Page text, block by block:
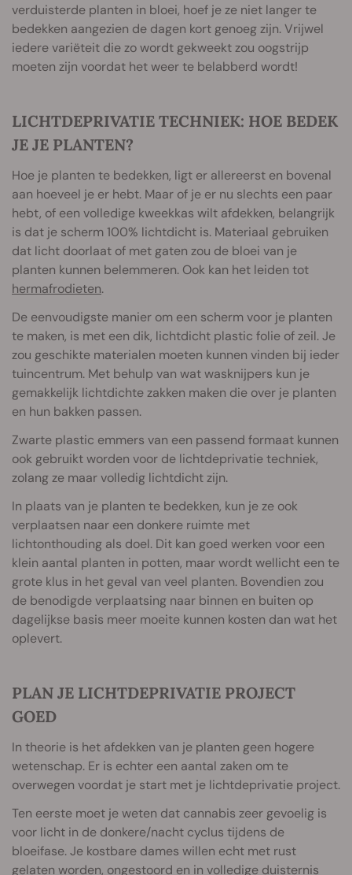
verduisterde planten in bloei, hoef je ze niet langer te
bedekken aangezien de dagen kort genoeg zijn. Vrijwel
iedere variëteit die zo wordt gekweekt zou oogstrijp
moeten zijn voordat het weer te belabberd wordt!
LICHTDEPRIVATIE TECHNIEK: HOE BEDEK
JE JE PLANTEN?
Hoe je planten te bedekken, ligt er allereerst en bovenal
aan hoeveel je er hebt. Maar of je er nu slechts een paar
hebt, of een volledige kweekkas wilt afdekken, belangrijk
is dat je scherm 100% lichtdicht is. Materiaal gebruiken
dat licht doorlaat of met gaten zou de bloei van je
planten kunnen belemmeren. Ook kan het leiden tot
hermafrodieten.
De eenvoudigste manier om een scherm voor je planten
te maken, is met een dik, lichtdicht plastic folie of zeil. Je
zou geschikte materialen moeten kunnen vinden bij ieder
tuincentrum. Met behulp van wat wasknijpers kun je
gemakkelijk lichtdichte zakken maken die over je planten
en hun bakken passen.
Zwarte plastic emmers van een passend formaat kunnen
ook gebruikt worden voor de lichtdeprivatie techniek,
zolang ze maar volledig lichtdicht zijn.
In plaats van je planten te bedekken, kun je ze ook
verplaatsen naar een donkere ruimte met
lichtonthouding als doel. Dit kan goed werken voor een
klein aantal planten in potten, maar wordt wellicht een te
grote klus in het geval van veel planten. Bovendien zou
de benodigde verplaatsing naar binnen en buiten op
dagelijkse basis meer moeite kunnen kosten dan wat het
oplevert.
PLAN JE LICHTDEPRIVATIE PROJECT
GOED
In theorie is het afdekken van je planten geen hogere
wetenschap. Er is echter een aantal zaken om te
overwegen voordat je start met je lichtdeprivatie project.
Ten eerste moet je weten dat cannabis zeer gevoelig is
voor licht in de donkere/nacht cyclus tijdens de
bloeifase. Je kostbare dames willen echt met rust
gelaten worden, ongestoord en in volledige duisternis